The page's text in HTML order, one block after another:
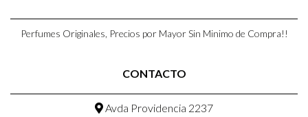
Perfumes Originales, Precios por Mayor Sin Minimo de Compra!!
CONTACTO
Avda Providencia 2237